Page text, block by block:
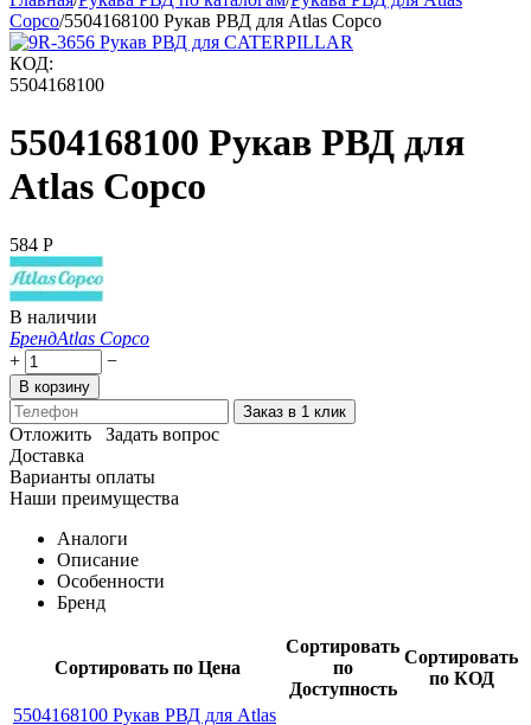
Copco/5504168100 Рукав РВД для Atlas Copco
КОД:
5504168100
5504168100 Рукав РВД для
Atlas Copco
‍584‍ Р
В наличии
БрендAtlas Copco
+
−
В корзину
Заказ в 1 клик
Отложить
Задать вопрос
Доставка
Варианты оплаты
Наши преимущества
Аналоги
Описание
Особенности
Бренд
Сортировать по Цена
Сортировать
по
Доступность
Сортировать
по КОД